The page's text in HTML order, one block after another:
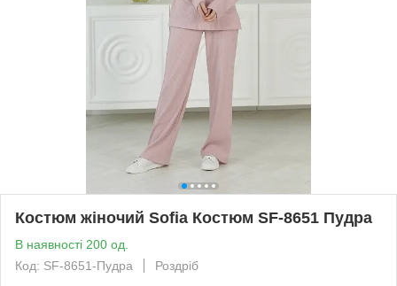
Костюм жіночий Sofia Костюм SF-8651 Пудра
В наявності 200 од.
Код: SF-8651-Пудра
Роздріб